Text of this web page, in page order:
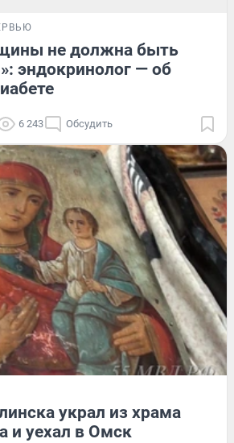
не должна быть
эндокринолог — об
6 243 Обсудить
украл из храма
и уехал в Омск